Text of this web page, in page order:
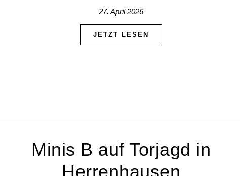
27. April 2026
JETZT LESEN
Minis B auf Torjagd in
Herrenhausen